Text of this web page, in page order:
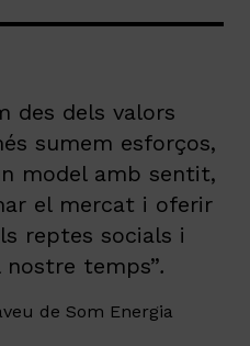
des dels valors
sumem esforços,
model amb sentit,
el mercat i oferir
reptes socials i
temps”.
de Som Energia